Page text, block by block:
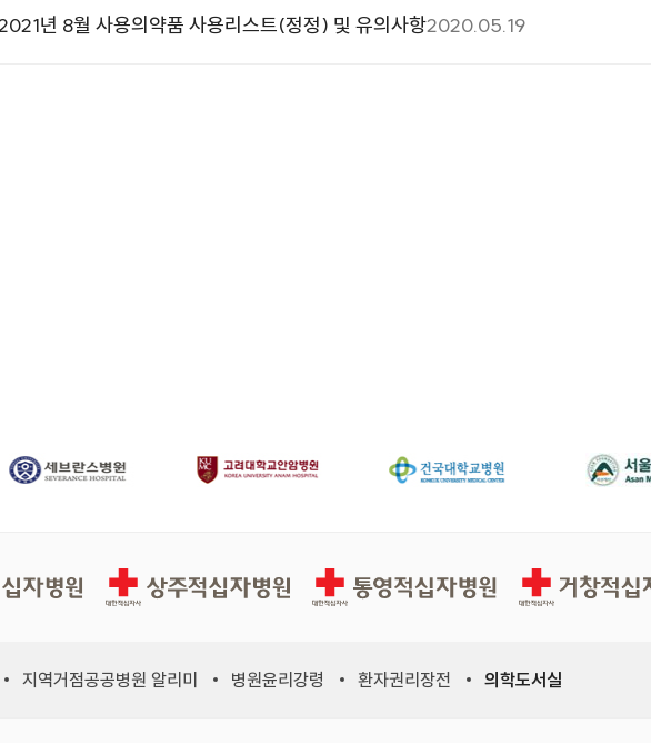
년 8월 사용의약품 사용리스트(정정) 및 유의사항2020.05.19
상주적십자병원 통영적십자병원 거창적십자병원
지역거점공공병원 알리미 병원윤리강령 환자권리장전 의학도서실